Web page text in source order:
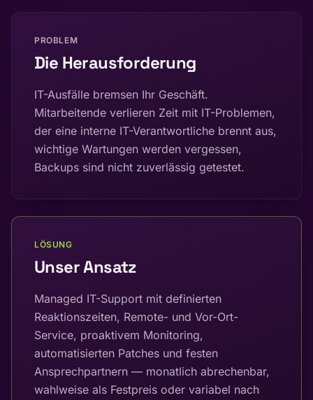
PROBLEM
Die Herausforderung
IT-Ausfälle bremsen Ihr Geschäft.
Mitarbeitende verlieren Zeit mit IT-Problemen,
der eine interne IT-Verantwortliche brennt aus,
wichtige Wartungen werden vergessen,
Backups sind nicht zuverlässig getestet.
LÖSUNG
Unser Ansatz
Managed IT-Support mit definierten
Reaktionszeiten, Remote- und Vor-Ort-
Service, proaktivem Monitoring,
automatisierten Patches und festen
Ansprechpartnern — monatlich abrechenbar,
wahlweise als Festpreis oder variabel nach